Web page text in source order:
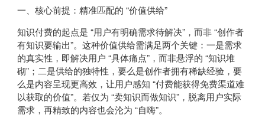
一、核心前提：精准匹配的 “价值供给”
知识付费的起点是 “用户有明确需求待解决”，而非 “创作者
有知识要输出”。这种价值供给需满足两个关键：一是需求
的真实性，即解决用户 “具体痛点”，而非悬浮的 “知识堆
砌”；二是供给的独特性，要么是创作者拥有稀缺经验，要
么是内容呈现更高效，让用户感知 “付费能获得免费渠道难
以获取的价值”。若仅为 “卖知识而做知识”，脱离用户实际
需求，再精致的内容也会沦为 “自嗨”。